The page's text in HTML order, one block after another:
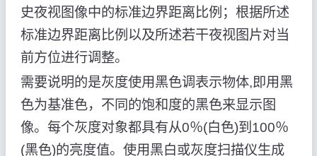
史夜视图像中的标准边界距离比例；根据所述
标准边界距离比例以及所述若干夜视图片对当
前方位进行调整。
需要说明的是灰度使用黑色调表示物体,即用黑
色为基准色，不同的饱和度的黑色来显示图
像。每个灰度对象都具有从0％(白色)到100％
(黑色)的亮度值。使用黑白或灰度扫描仪生成